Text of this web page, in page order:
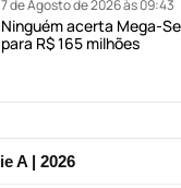
7 de Agosto de 2026 às 09:43
Ninguém acerta Mega-
para R$ 165 milhões